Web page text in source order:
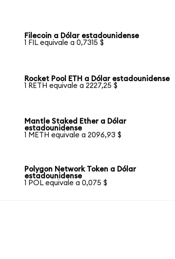
Filecoin a Dólar estadounidense
1 FIL equivale a 0,7315 $
Rocket Pool ETH a Dólar estadounidense
1 RETH equivale a 2227,25 $
Mantle Staked Ether a Dólar
estadounidense
1 METH equivale a 2096,93 $
Polygon Network Token a Dólar
estadounidense
1 POL equivale a 0,075 $